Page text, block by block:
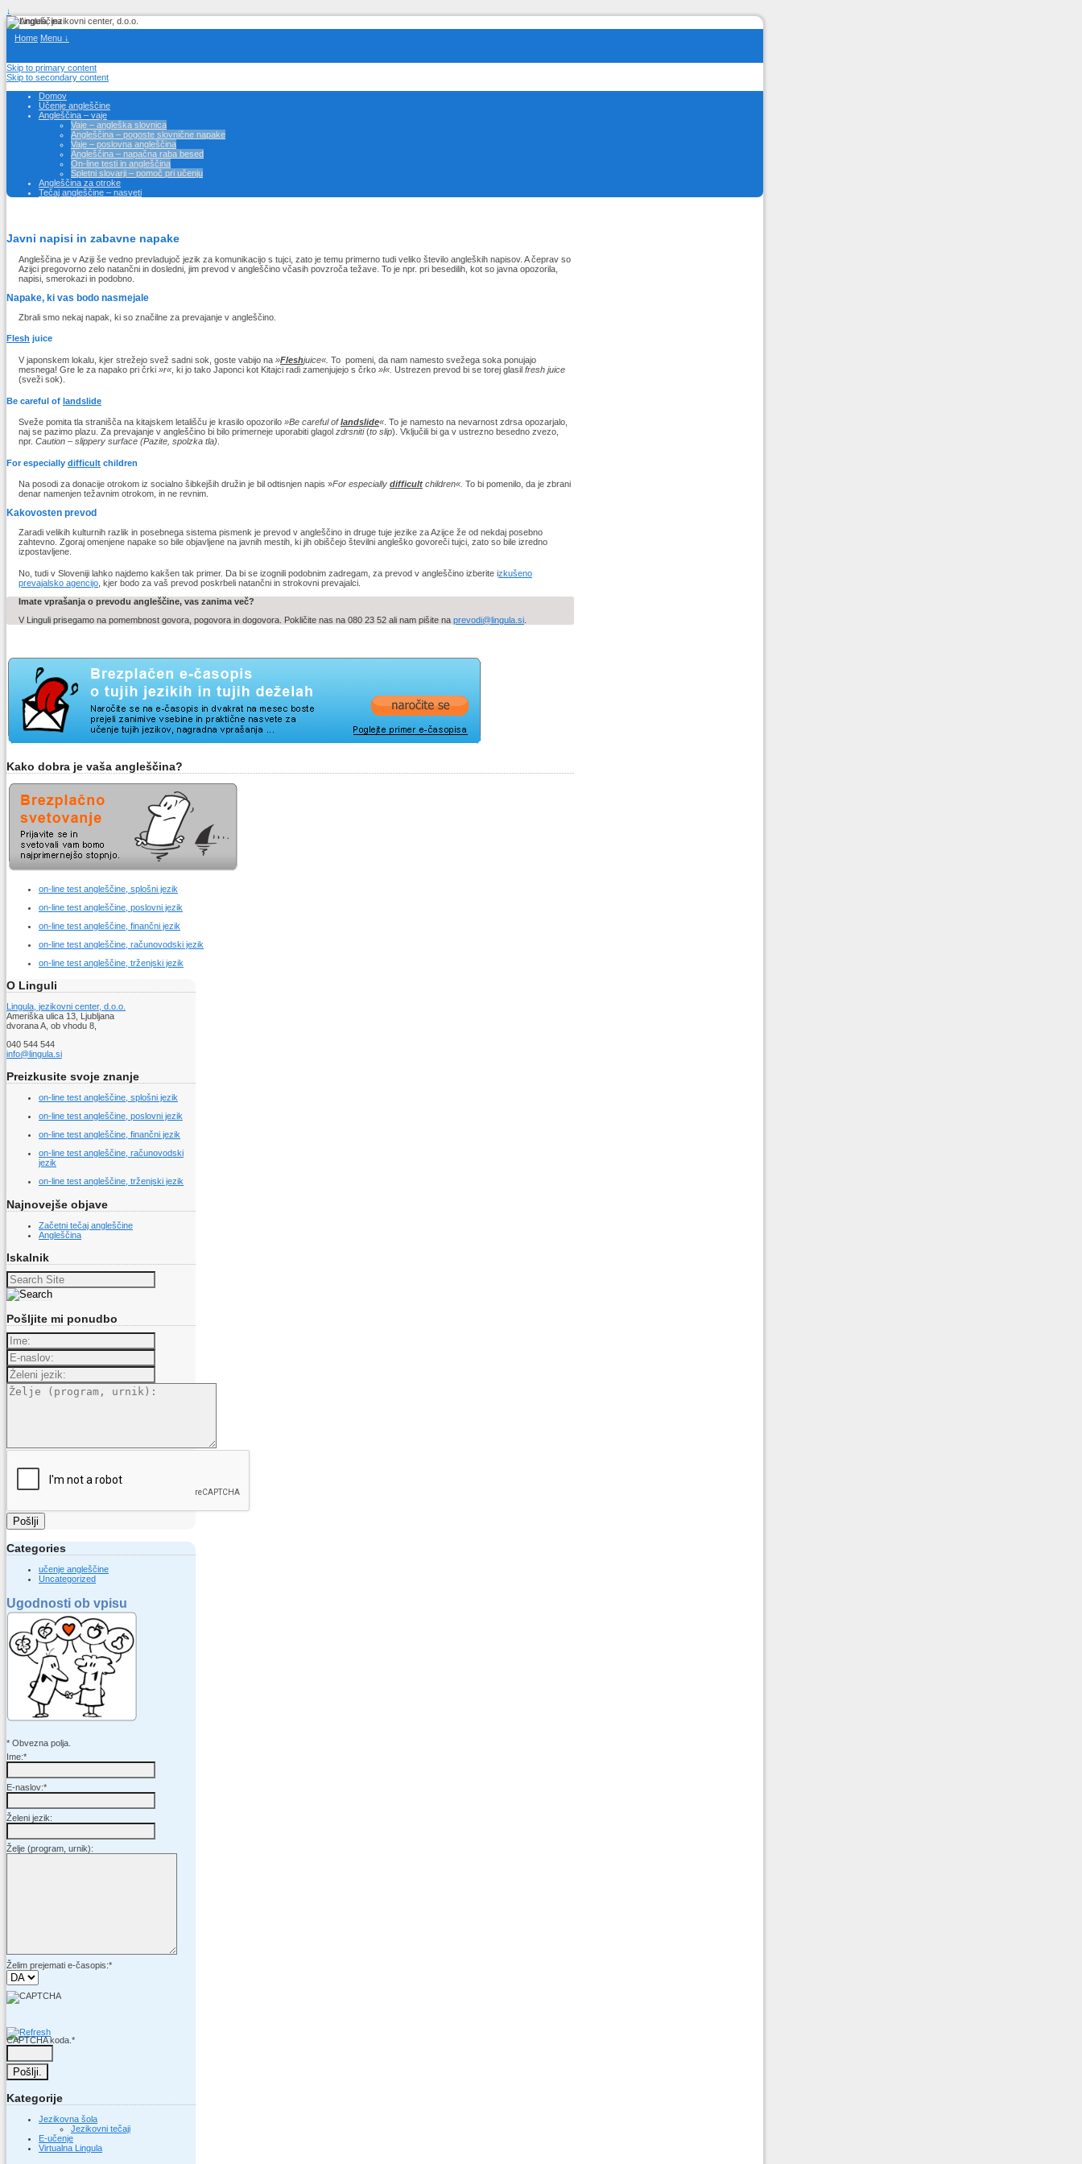
↓
Home Menu ↓
Skip to primary content
Skip to secondary content
Domov
Učenje angleščine
Angleščina – vaje
Vaje – angleška slovnica
Angleščina – pogoste slovnične napake
Vaje – poslovna angleščina
Angleščina – napačna raba besed
On-line testi in angleščina
Spletni slovarji – pomoč pri učenju
Angleščina za otroke
Tečaj angleščine – nasveti
Javni napisi in zabavne napake
Angleščina je v Aziji še vedno prevladujoč jezik za komunikacijo s tujci, zato je temu primerno tudi veliko število angleških napisov. A čeprav so
Azijci pregovorno zelo natančni in dosledni, jim prevod v angleščino včasih povzroča težave. To je npr. pri besedilih, kot so javna opozorila,
napisi, smerokazi in podobno.
Napake, ki vas bodo nasmejale
Zbrali smo nekaj napak, ki so značilne za prevajanje v angleščino.
Flesh juice
V japonskem lokalu, kjer strežejo svež sadni sok, goste vabijo na »Fleshjuice«. To pomeni, da nam namesto svežega soka ponujajo
mesnega! Gre le za napako pri črki »r« , ki jo tako Japonci kot Kitajci radi zamenjujejo s črko »l«. Ustrezen prevod bi se torej glasil fresh juice
(sveži sok).
Be careful of landslide
Sveže pomita tla stranišča na kitajskem letališču je krasilo opozorilo »Be careful oflandslide« . To je namesto na nevarnost zdrsa opozarjalo,
naj se pazimo plazu. Za prevajanje v angleščino bi bilo primerneje uporabiti glagol zdrsniti(to slip). Vključili bi ga v ustrezno besedno zvezo,
npr. Caution – slippery surface (Pazite, spolzka tla)
For especially difficult children
Na posodi za donacije otrokom iz socialno šibkejših družin je bil odtisnjen napis »For especially difficult children«. To bi pomenilo, da je zbrani
denar namenjen težavnim otrokom, in ne revnim.
Kakovosten prevod
Zaradi velikih kulturnih razlik in posebnega sistema pismenk je prevod v angleščino in druge tuje jezike za Azijce že od nekdaj posebno
zahtevno. Zgoraj omenjene napake so bile objavljene na javnih mestih, ki jih obiščejo številni angleško govoreči tujci, zato so bile izredno
izpostavljene.
No, tudi v Sloveniji lahko najdemo kakšen tak primer. Da bi se izognili podobnim zadregam, za prevod v angleščino izberite izkušeno
prevajalsko agencijo, kjer bodo za vaš prevod poskrbeli natančni in strokovni prevajalci.
Imate vprašanja o prevodu angleščine, vas zanima več?
V Linguli prisegamo na pomembnost govora, pogovora in dogovora. Pokličite nas na 080 23 52 ali nam pišite na prevodi@lingula.si.
Kako dobra je vaša angleščina?
on-line test angleščine, splošni jezik
on-line test angleščine, poslovni jezik
on-line test angleščine, finančni jezik
on-line test angleščine, računovodski jezik
on-line test angleščine, trženjski jezik
O Linguli
Lingula, jezikovni center, d.o.o.
Ameriška ulica 13, Ljubljana
dvorana A, ob vhodu 8,
040 544 544
info@lingula.si
Preizkusite svoje znanje
on-line test angleščine, splošni jezik
on-line test angleščine, poslovni jezik
on-line test angleščine, finančni jezik
on-line test angleščine, računovodski
jezik
on-line test angleščine, trženjski jezik
Najnovejše objave
Začetni tečaj angleščine
Angleščina
Iskalnik
Search
for:
Pošljite mi ponudbo
Pošlji
Categories
učenje angleščine
Uncategorized
Ugodnosti ob vpisu
* Obvezna polja.
Ime:*
E-naslov:*
Želeni jezik:
Želje (program, urnik):
Želim prejemati e-časopis:*
CAPTCHA koda. *
Kategorije
Jezikovna šola
Jezikovni tečaji
E-učenje
Virtualna Lingula